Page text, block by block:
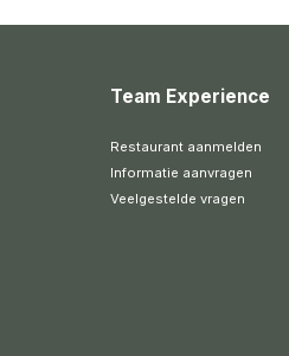
Team Experience
Restaurant aanmelden
Informatie aanvragen
Veelgestelde vragen